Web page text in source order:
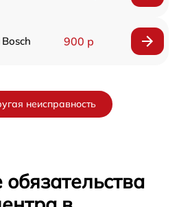
900 р
неисправность